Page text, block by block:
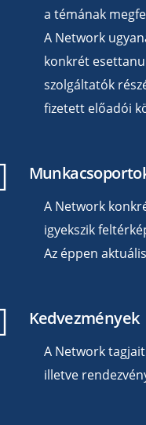
a témának
A Network
konkrét
szolgáltatók
fizetett előadói
A Network
igyekszik
Az éppen
Kedvezmények
A Network
illetve